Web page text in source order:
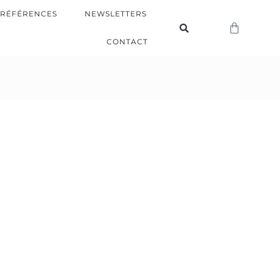
RÉFÉRENCES NEWSLETTERS
CONTACT